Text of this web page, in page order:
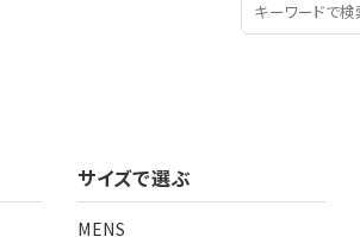
サイズで選ぶ
MENS